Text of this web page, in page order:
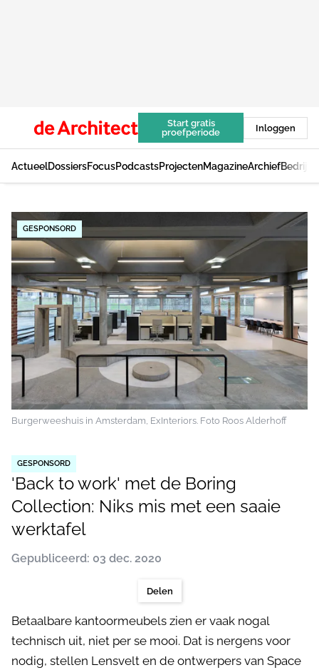
Start gratis
proefperiode
Inloggen
ActueelDossiersFocusPodcastsProjectenMagazineArchief
GESPONSORD
Burgerweeshuis in Amsterdam, ExInteriors. Foto Roos Alderhoff
GESPONSORD
'Back to work' met de Boring
Collection: Niks mis met een saaie
werktafel
Gepubliceerd: 03 dec. 2020
Delen
Betaalbare kantoormeubels zien er vaak nogal
technisch uit, niet per se mooi. Dat is nergens voor
nodig, stellen Lensvelt en de ontwerpers van Space